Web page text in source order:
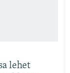
lehet